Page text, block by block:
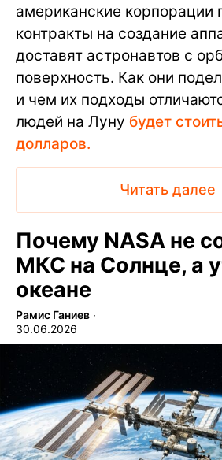
американские корпорации
контракты на создание
доставят астронавтов с
поверхность. Как они
и чем их подходы
людей на Луну будет
долларов.
Читать далее
Почему NASA не
МКС на Солнце, а
океане
Рамис Ганиев ∙
30.06.2026